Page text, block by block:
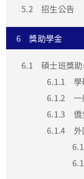
5.2
招生公告
6 獎助學金
6.1
碩士班獎
6.1.1
6.1.2
一
6.1.3
6.1.4